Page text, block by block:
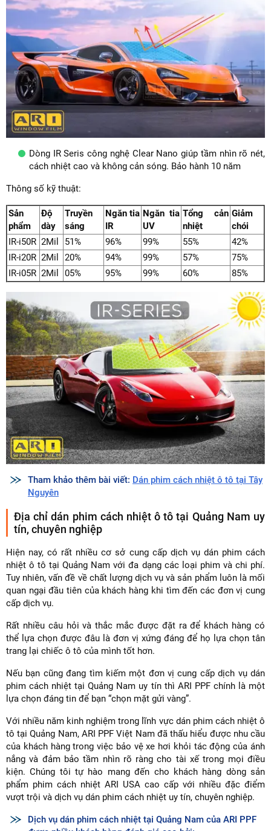
Dòng IR Seris công nghệ Clear Nano giúp tầm nhìn rõ nét,
cách nhiệt cao và không cản sóng. Bảo hành 10 năm
Thông số kỹ thuật:
Sản
phẩm
Độ
dày
Truyền
sáng
Ngăn tia
IR
Ngăn tia
UV
Tổng cản
nhiệt
Giảm
chói
IR-i50R 2Mil 51% 96% 99% 55%
42%
IR-i20R 2Mil 20% 94% 99% 57%
75%
IR-i05R 2Mil 05% 95% 99% 60% 85%
Tham khảo thêm bài viết: Dán phim cách nhiệt ô tô tại Tây
Nguyên
Địa chỉ dán phim cách nhiệt ô tô tại Quảng Nam uy
tín, chuyên nghiệp
Hiện nay, có rất nhiều cơ sở cung cấp dịch vụ dán phim cách
nhiệt ô tô tại Quảng Nam với đa dạng các loại phim và chi phí.
Tuy nhiên, vấn đề về chất lượng dịch vụ và sản phẩm luôn là mối
quan ngại đầu tiên của khách hàng khi tìm đến các đơn vị cung
cấp dịch vụ.
Rất nhiều câu hỏi và thắc mắc được đặt ra để khách hàng có
thể lựa chọn được đâu là đơn vị xứng đáng để họ lựa chọn tân
trang lại chiếc ô tô của mình tốt hơn.
Nếu bạn cũng đang tìm kiếm một đơn vị cung cấp dịch vụ dán
phim cách nhiệt tại Quảng Nam uy tín thì ARI PPF chính là một
lựa chọn đáng tin để bạn “chọn mặt gửi vàng”.
Với nhiều năm kinh nghiệm trong lĩnh vực dán phim cách nhiệt ô
tô tại Quảng Nam, ARI PPF Việt Nam đã thấu hiểu được nhu cầu
của khách hàng trong việc bảo vệ xe hơi khỏi tác động của ánh
nắng và đảm bảo tầm nhìn rõ ràng cho tài xế trong mọi điều
kiện. Chúng tôi tự hào mang đến cho khách hàng dòng sản
phẩm phim cách nhiệt ARI USA cao cấp với nhiều đặc điểm
vượt trội và dịch vụ dán phim cách nhiệt uy tín, chuyên nghiệp.
Dịch vụ dán phim cách nhiệt tại Quảng Nam của ARI PPF